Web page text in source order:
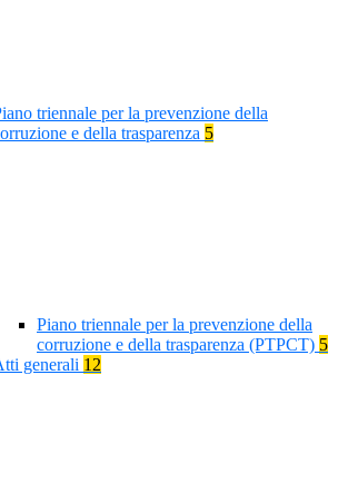
triennale per la prevenzione della
e della trasparenza 5
Piano triennale per la prevenzione della
corruzione e della trasparenza (PTPCT) 5
generali 12